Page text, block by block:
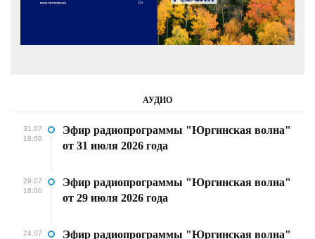
АУДИО
31.07
18:00
Эфир радиопрограммы "Юргинская волна"
от 31 июля 2026 года
29.07
18:00
Эфир радиопрограммы "Юргинская волна"
от 29 июля 2026 года
24.07
Эфир радиопрограммы "Юргинская волна"